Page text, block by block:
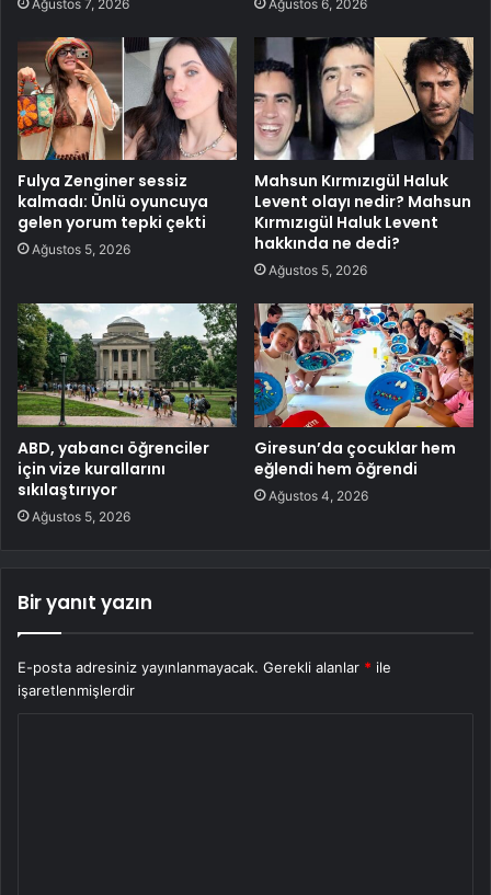
Ağustos 7, 2026 Ağustos 6, 2026
Fulya Zenginer sessiz
kalmadı: Ünlü oyuncuya
gelen yorum tepki çekti
Ağustos 5, 2026
Mahsun Kırmızıgül Haluk
Levent olayı nedir? Mahsun
Kırmızıgül Haluk Levent
hakkında ne dedi?
Ağustos 5, 2026
ABD, yabancı öğrenciler
için vize kurallarını
sıkılaştırıyor
Ağustos 5, 2026
Giresun’da çocuklar hem
eğlendi hem öğrendi
Ağustos 4, 2026
Bir yanıt yazın
E-posta adresiniz yayınlanmayacak. Gerekli alanlar * ile
işaretlenmişlerdir